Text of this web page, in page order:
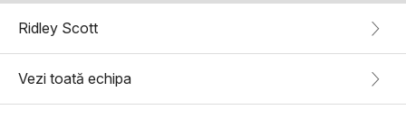
Ridley Scott
Vezi toată echipa